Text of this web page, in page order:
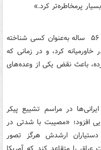
پرمخاطره‌تر کرد.»
با اقدام تلافی‌جویانه شدید ایران، پمپئوی ۵۶ ساله به‌عنوان کسی شناخته
کرد، و در زمانی که
باعث نقض یکی از وعده‌های
در مراسم تشییع پیکر
افزود؛ «مصیبت با شدتی در
ارشدش هرگز تصور